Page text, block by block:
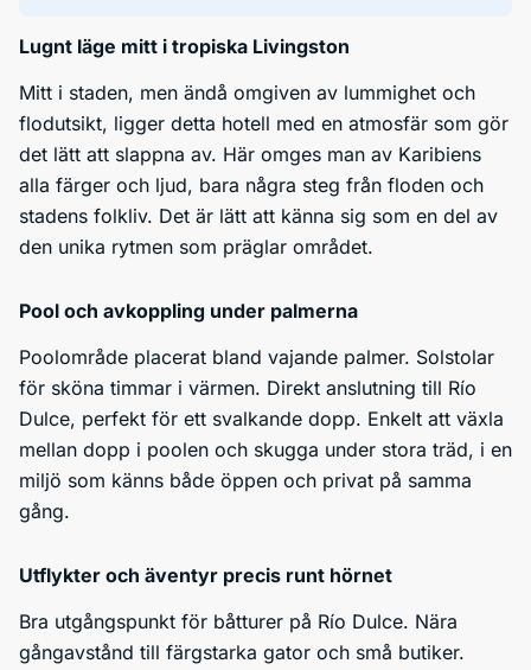
Lugnt läge mitt i tropiska Livingston
Mitt i staden, men ändå omgiven av lummighet och
flodutsikt, ligger detta hotell med en atmosfär som gör
det lätt att slappna av. Här omges man av Karibiens
alla färger och ljud, bara några steg från floden och
stadens folkliv. Det är lätt att känna sig som en del av
den unika rytmen som präglar området.
Pool och avkoppling under palmerna
Poolområde placerat bland vajande palmer. Solstolar
för sköna timmar i värmen. Direkt anslutning till Río
Dulce, perfekt för ett svalkande dopp. Enkelt att växla
mellan dopp i poolen och skugga under stora träd, i en
miljö som känns både öppen och privat på samma
gång.
Utflykter och äventyr precis runt hörnet
Bra utgångspunkt för båtturer på Río Dulce. Nära
gångavstånd till färgstarka gator och små butiker.